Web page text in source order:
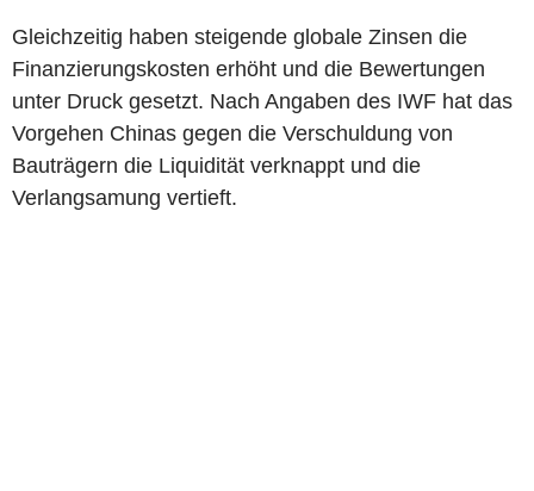
Gleichzeitig haben steigende globale Zinsen die
Finanzierungskosten erhöht und die Bewertungen
unter Druck gesetzt. Nach Angaben des IWF hat das
Vorgehen Chinas gegen die Verschuldung von
Bauträgern die Liquidität verknappt und die
Verlangsamung vertieft.